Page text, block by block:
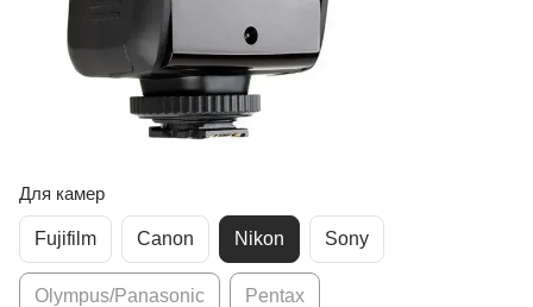
Для камер
Fujifilm Canon Nikon Sony
Olympus/Panasonic Pentax